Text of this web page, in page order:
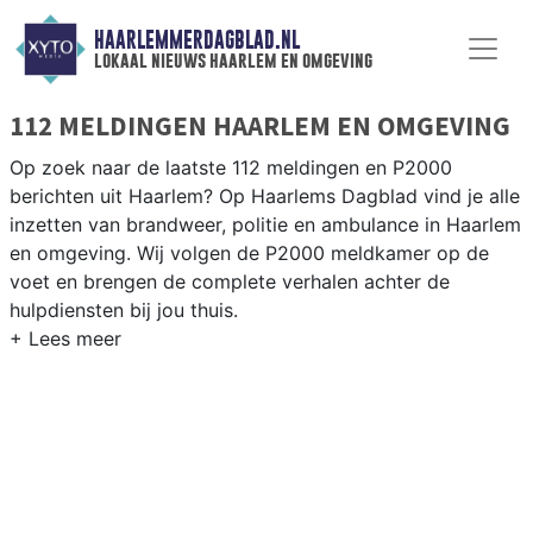
HAARLEMMERDAGBLAD.NL
lokaal nieuws haarlem en omgeving
112 MELDINGEN HAARLEM EN OMGEVING
Op zoek naar de laatste 112 meldingen en P2000
berichten uit Haarlem? Op Haarlems Dagblad vind je alle
inzetten van brandweer, politie en ambulance in Haarlem
en omgeving. Wij volgen de P2000 meldkamer op de
voet en brengen de complete verhalen achter de
hulpdiensten bij jou thuis.